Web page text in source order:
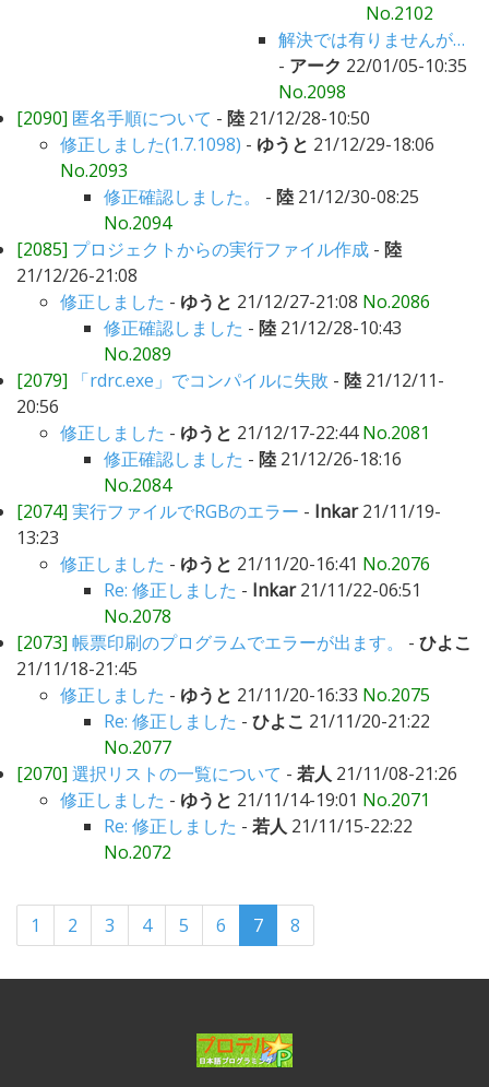
No.2102
解決では有りませんが…
- アーク 22/01/05-10:35
No.2098
[2090] 匿名手順について - 陸 21/12/28-10:50
修正しました(1.7.1098) - ゆうと 21/12/29-18:06
No.2093
修正確認しました。
- 陸 21/12/30-08:25
No.2094
[2085] プロジェクトからの実行ファイル作成 - 陸
21/12/26-21:08
修正しました - ゆうと 21/12/27-21:08 No.2086
修正確認しました - 陸 21/12/28-10:43
No.2089
[2079]
「rdrc.exe」でコンパイルに失敗 - 陸 21/12/11-
20:56
修正しました - ゆうと 21/12/17-22:44No.2081
修正確認しました - 陸 21/12/26-18:16
No.2084
[2074] 実行ファイルでRGBのエラー - Inkar21/11/19-
13:23
修正しました - ゆうと 21/11/20-16:41 No.2076
Re: 修正しました - Inkar21/11/22-06:51
No.2078
[2073] 帳票印刷のプログラムでエラーが出ます。 - ひよこ
21/11/18-21:45
修正しました - ゆうと 21/11/20-16:33 No.2075
Re: 修正しました - ひよこ 21/11/20-21:22
No.2077
[2070] 選択リストの一覧について - 若人 21/11/08-21:26
修正しました - ゆうと 21/11/14-19:01 No.2071
Re: 修正しました - 若人 21/11/15-22:22
No.2072
1 2 3 4 5 6 7 8